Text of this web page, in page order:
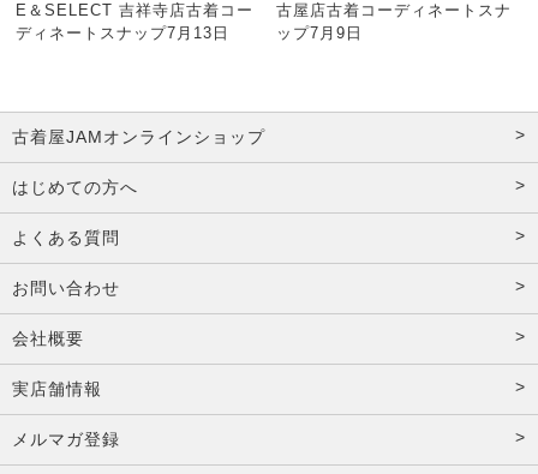
E＆SELECT 吉祥寺店古着コー
ディネートスナップ7月13日
古屋店古着コーディネートスナ
ップ7月9日
古着屋JAMオンラインショップ
はじめての方へ
よくある質問
お問い合わせ
会社概要
実店舗情報
メルマガ登録